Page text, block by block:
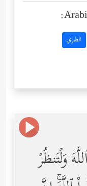
الطبري
وَلۡتَنظُرۡ